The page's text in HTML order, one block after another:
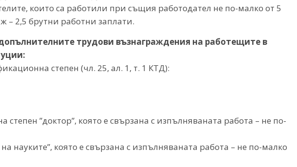
които са работили при същия работодател не по-малко от 5
– 2,5 брутни работни заплати.
трудови възнаграждения на работещите в
степен (чл. 25, ал. 1, т. 1 КТД):
степен ”доктор”, която е свързана с изпълняваната работа – не по-
науките”, която е свързана с изпълняваната работа – не по-малко